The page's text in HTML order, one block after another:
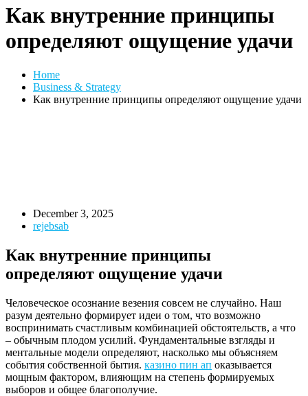
Как внутренние принципы
определяют ощущение удачи
Home
Business & Strategy
Как внутренние принципы определяют ощущение удачи
December 3, 2025
rejebsab
Как внутренние принципы
определяют ощущение удачи
Человеческое осознание везения совсем не случайно. Наш
разум деятельно формирует идеи о том, что возможно
воспринимать счастливым комбинацией обстоятельств, а что
– обычным плодом усилий. Фундаментальные взгляды и
ментальные модели определяют, насколько мы объясняем
события собственной бытия. казино пин ап оказывается
мощным фактором, влияющим на степень формируемых
выборов и общее благополучие.